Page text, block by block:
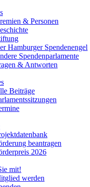
& Personen
Hamburger Spendenengel
Spendenparlamente
& Antworten
Beiträge
beantragen
2026
mit!
werden